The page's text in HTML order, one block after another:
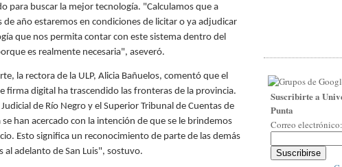
para buscar la mejor tecnología. "Calculamos que a
de año estaremos en condiciones de licitar o ya adjudicar
que nos permita contar con este sistema dentro del
es realmente necesaria", aseveró.
la rectora de la ULP, Alicia Bañuelos, comentó que el
firma digital ha trascendido las fronteras de la provincia.
de Río Negro y el Superior Tribunal de Cuentas de
han acercado con la intención de que se le brindemos
Esto significa un reconocimiento de parte de las demás
al adelanto de San Luis", sostuvo.
Suscribirte a
Punta
Correo electrónico: